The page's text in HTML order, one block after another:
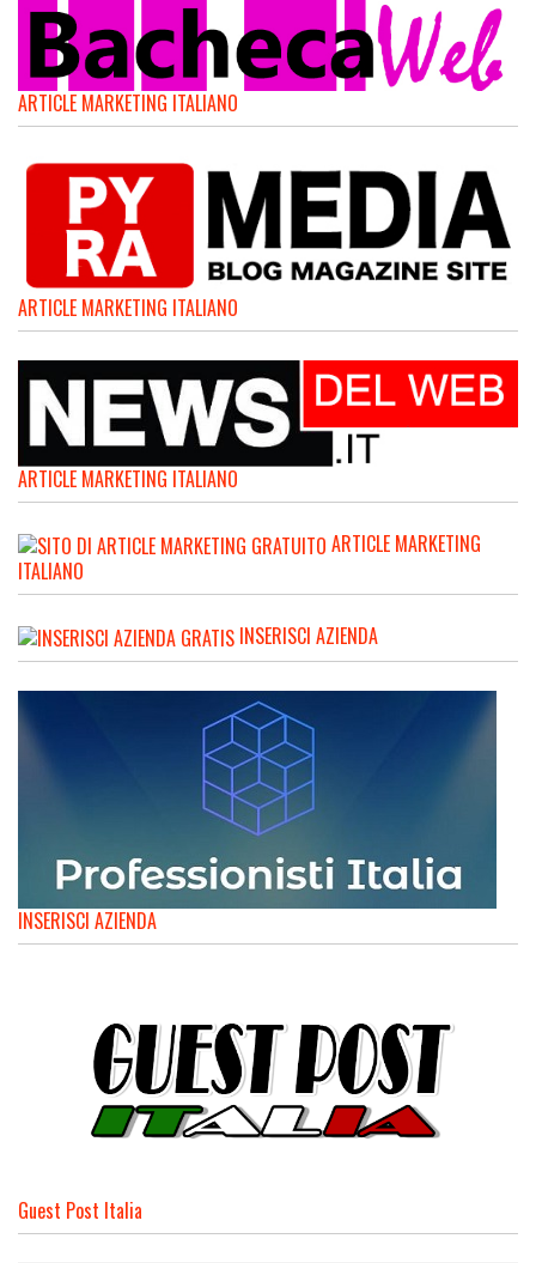
ARTICLE MARKETING ITALIANO
ARTICLE MARKETING ITALIANO
ARTICLE MARKETING ITALIANO
ARTICLE MARKETING
ITALIANO
INSERISCI AZIENDA
INSERISCI AZIENDA
Guest Post Italia